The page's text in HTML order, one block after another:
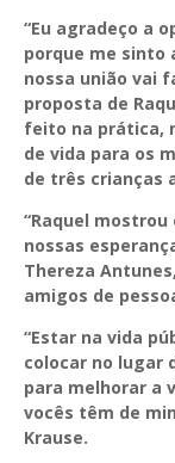
“Eu agradeço a
porque me sinto
nossa união vai
proposta de
feito na prática,
de vida para os
de três crianças
“Raquel
nossas
Thereza
amigos de
“Estar na vida
colocar no lugar
para melhorar a
vocês têm de
Krause.